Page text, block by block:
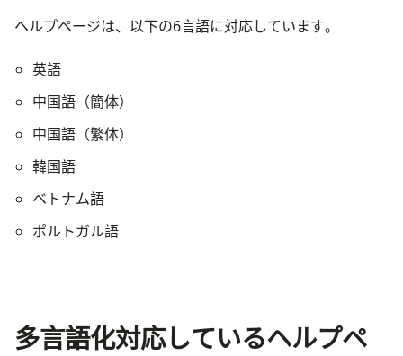
ヘルプページは、以下の6言語に対応しています。
英語
中国語（簡体）
中国語（繁体）
韓国語
ベトナム語
ポルトガル語
多言語化対応しているヘルプペ